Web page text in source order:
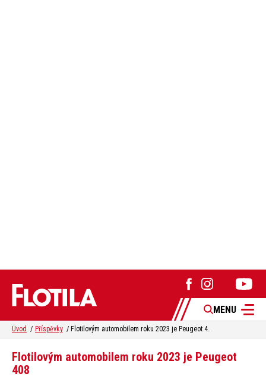
MENU
Úvod Příspěvky Flotilovým automobilem roku 2023 je Peugeot 408
Flotilovým automobilem roku 2023 je Peugeot
408